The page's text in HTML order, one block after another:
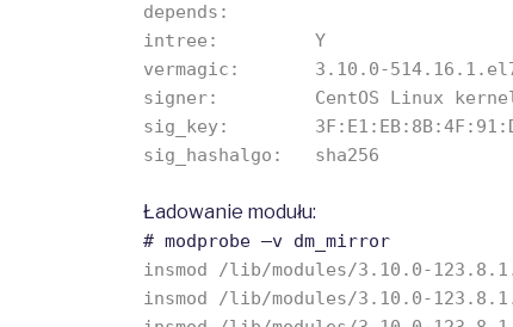
depends:
intree: Y
vermagic: 3.10.0-
signer: CentOS Linux kernel
sig_key:
sig_hashalgo: sha256
Ładowanie modułu:
# modprobe –v dm_mirror
insmod /lib/modules/3.10.0-
insmod /lib/modules/3.10.0-